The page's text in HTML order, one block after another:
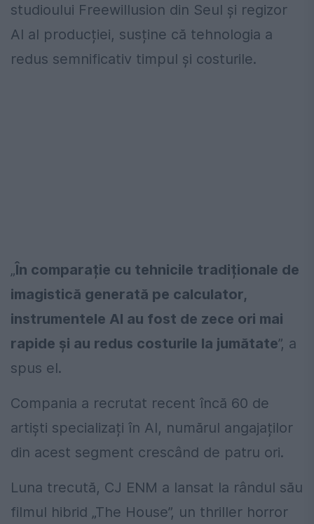
studioului Freewillusion din Seul și regizor
AI al producției, susține că tehnologia a
redus semnificativ timpul și costurile.
„În comparație cu tehnicile tradiționale de
imagistică generată pe calculator,
instrumentele AI au fost de zece ori mai
rapide și au redus costurile la jumătate”, a
spus el.
Compania a recrutat recent încă 60 de
artiști specializați în AI, numărul angajaților
din acest segment crescând de patru ori.
Luna trecută, CJ ENM a lansat la rândul său
filmul hibrid „The House”, un thriller horror